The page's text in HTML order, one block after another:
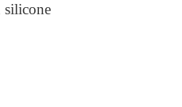
silicone